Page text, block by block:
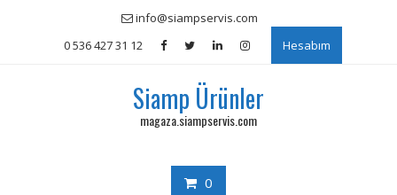
info@siampservis.com
0 536 427 31 12
Hesabım
Siamp Ürünler
magaza.siampservis.com
0